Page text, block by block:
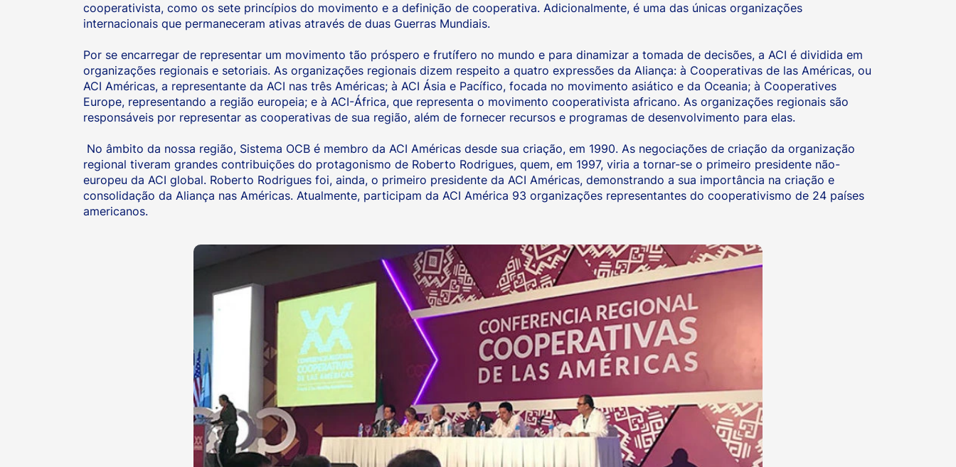
cooperativista, como os sete princípios do movimento e a definição de cooperativa. Adicionalmente, é uma das únicas organizações
internacionais que permaneceram ativas através de duas Guerras Mundiais.
Por se encarregar de representar um movimento tão próspero e frutífero no mundo e para dinamizar a tomada de decisões, a ACI é dividida em
organizações regionais e setoriais. As organizações regionais dizem respeito a quatro expressões da Aliança: à Cooperativas de las Américas, ou
ACI Américas, a representante da ACI nas três Américas; à ACI Ásia e Pacífico, focada no movimento asiático e da Oceania; à Cooperatives
Europe, representando a região europeia; e à ACI-África, que representa o movimento cooperativista africano. As organizações regionais são
responsáveis por representar as cooperativas de sua região, além de fornecer recursos e programas de desenvolvimento para elas.
No âmbito da nossa região, Sistema OCB é membro da ACI Américas desde sua criação, em 1990. As negociações de criação da organização
regional tiveram grandes contribuições do protagonismo de Roberto Rodrigues, quem, em 1997, viria a tornar-se o primeiro presidente não-
europeu da ACI global. Roberto Rodrigues foi, ainda, o primeiro presidente da ACI Américas, demonstrando a sua importância na criação e
consolidação da Aliança nas Américas. Atualmente, participam da ACI América 93 organizações representantes do cooperativismo de 24 países
americanos.